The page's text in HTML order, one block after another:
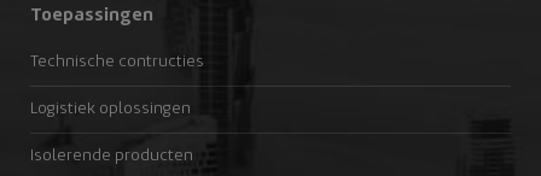
Toepassingen
Technische contructies
Logistiek oplossingen
Isolerende producten